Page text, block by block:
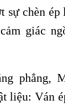
sự chèn ép
giác
phẳng,
liệu: Ván